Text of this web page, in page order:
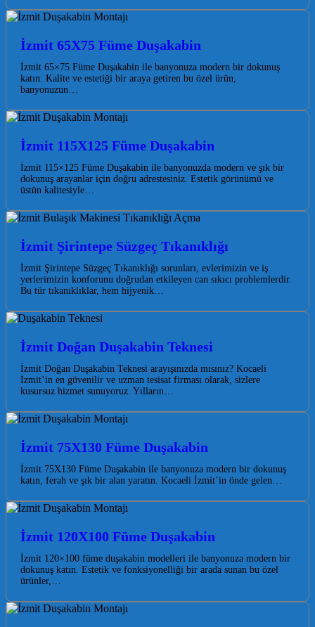
İzmit 65X75 Füme Duşakabin
İzmit 65×75 Füme Duşakabin ile banyonuza modern bir dokunuş
katın. Kalite ve estetiği bir araya getiren bu özel ürün,
banyonuzun…
İzmit 115X125 Füme Duşakabin
İzmit 115×125 Füme Duşakabin ile banyonuzda modern ve şık bir
dokunuş arayanlar için doğru adrestesiniz. Estetik görünümü ve
üstün kalitesiyle…
İzmit Şirintepe Süzgeç Tıkanıklığı
İzmit Şirintepe Süzgeç Tıkanıklığı sorunları, evlerimizin ve iş
yerlerimizin konforunu doğrudan etkileyen can sıkıcı problemlerdir.
Bu tür tıkanıklıklar, hem hijyenik…
İzmit Doğan Duşakabin Teknesi
İzmit Doğan Duşakabin Teknesi arayışınızda mısınız? Kocaeli
İzmit’in en güvenilir ve uzman tesisat firması olarak, sizlere
kusursuz hizmet sunuyoruz. Yılların…
İzmit 75X130 Füme Duşakabin
İzmit 75X130 Füme Duşakabin ile banyonuza modern bir dokunuş
katın, ferah ve şık bir alan yaratın. Kocaeli İzmit’in önde gelen…
İzmit 120X100 Füme Duşakabin
İzmit 120×100 füme duşakabin modelleri ile banyonuza modern bir
dokunuş katın. Estetik ve fonksiyonelliği bir arada sunan bu özel
ürünler,…